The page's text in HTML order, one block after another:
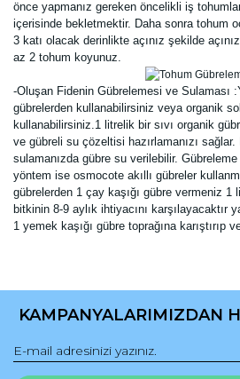
önce yapmanız gereken öncelikli iş
içerisinde bekletmektir. Daha sonra tohum
3 katı olacak derinlikte açınız şekilde
az 2 tohum koyunuz.
-Oluşan Fidenin Gübrelemesi ve Sulaması
gübrelerden kullanabilirsiniz veya organik
kullanabilirsiniz.1 litrelik bir sıvı organik
ve gübreli su çözeltisi hazırlamanızı
sulamanızda gübre su verilebilir.
yöntem ise osmocote akıllı gübreler
gübrelerden 1 çay kaşığı gübre vermeniz 1
bitkinin 8-9 aylık ihtiyacını karşılayacaktır
1 yemek kaşığı gübre toprağına karıştırıp
konularda yetersiz gördüğünüz
Görüş ve önerileriniz için teşekkür
Ürün resmi kalitesiz, bozuk veya
KAMPANYALARIMIZDAN